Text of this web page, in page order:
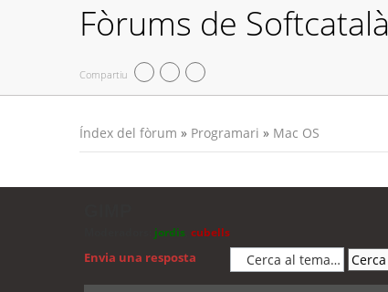
Fòrums de Softcatalà
Compartiu
Índex del fòrum » Programari » Mac OS
jordis cubells
Envia una resposta